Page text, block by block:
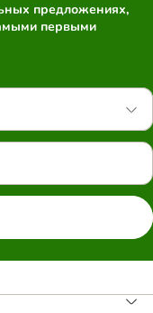
предложениях,
первыми